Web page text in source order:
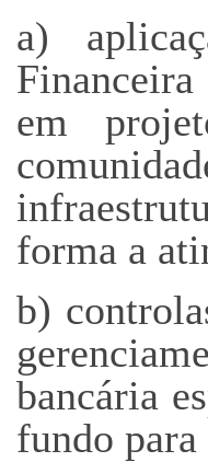
a)
em
forma a
b)
bancária
fundo